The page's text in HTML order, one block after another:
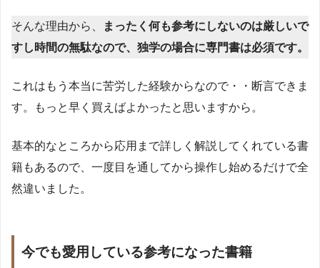
そんな理由から、
まったく何も参考にしないのは厳しいで
すし時間の無駄なので、独学の場合に専門書は必須です。
これはもう本当に苦労した経験からなので・・断言できま
す。もっと早く買えばよかったと思いますから。
基本的なところから応用まで詳しく解説してくれている書
籍もあるので、一度目を通してから操作し始めるだけで全
然違いました。
今でも愛用している参考になった書籍